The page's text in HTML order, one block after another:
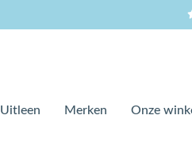
Uitleen Merken Onze